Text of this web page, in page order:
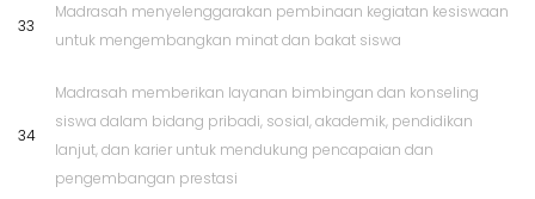
33
Madrasah menyelenggarakan pembinaan kegiatan kesiswaan
untuk mengembangkan minat dan bakat siswa
34
Madrasah memberikan layanan bimbingan dan konseling
siswa dalam bidang pribadi, sosial, akademik, pendidikan
lanjut, dan karier untuk mendukung pencapaian dan
pengembangan prestasi